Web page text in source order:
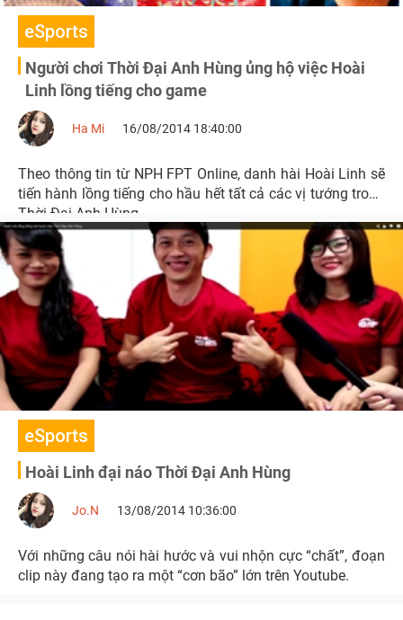
eSports
Người chơi Thời Đại Anh Hùng ủng hộ việc Hoài
Linh lồng tiếng cho game
Ha Mi 16/08/2014 18:40:00
Theo thông tin từ NPH FPT Online, danh hài Hoài Linh sẽ
tiến hành lồng tiếng cho hầu hết tất cả các vị tướng trong
Thời Đại Anh Hùng.
eSports
Hoài Linh đại náo Thời Đại Anh Hùng
Jo.N 13/08/2014 10:36:00
Với những câu nói hài hước và vui nhộn cực “chất”, đoạn
clip này đang tạo ra một “cơn bão” lớn trên Youtube.